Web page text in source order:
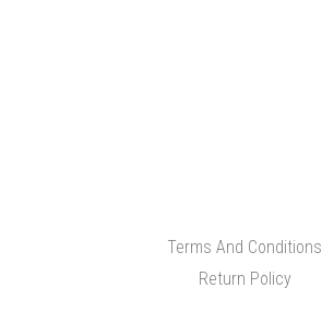
Terms And Conditions
Return Policy